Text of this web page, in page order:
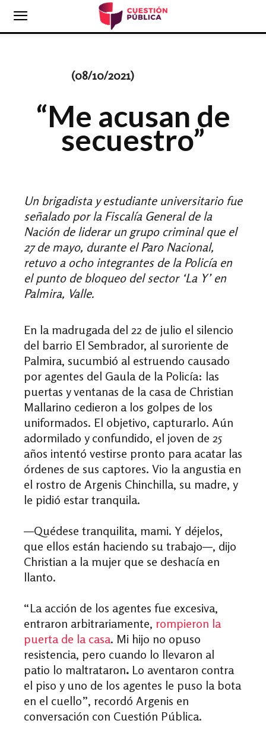
(08/10/2021)
“Me acusan de
secuestro”
Un brigadista y estudiante universitario fue
señalado por la Fiscalía General de la
Nación de liderar un grupo criminal que el
27 de mayo, durante el Paro Nacional,
retuvo a ocho integrantes de la Policía en
el punto de bloqueo del sector ‘La Y’ en
Palmira, Valle.
En la madrugada del 22 de julio el silencio
del barrio El Sembrador, al suroriente de
Palmira, sucumbió al estruendo causado
por agentes del Gaula de la Policía: las
puertas y ventanas de la casa de Christian
Mallarino cedieron a los golpes de los
uniformados. El objetivo, capturarlo. Aún
adormilado y confundido, el joven de 25
años intentó vestirse pronto para acatar las
órdenes de sus captores. Vio la angustia en
el rostro de Argenis Chinchilla, su madre, y
le pidió estar tranquila.
—Quédese tranquilita, mami. Y déjelos,
que ellos están haciendo su trabajo—, dijo
Christian a la mujer que se deshacía en
llanto.
“La acción de los agentes fue excesiva,
entraron arbitrariamente, rompieron la
puerta de la casa. Mi hijo no opuso
resistencia, pero cuando lo llevaron al
patio lo maltrataron. Lo aventaron contra
el piso y uno de los agentes le puso la bota
en el cuello”, recordó Argenis en
conversación con Cuestión Pública.